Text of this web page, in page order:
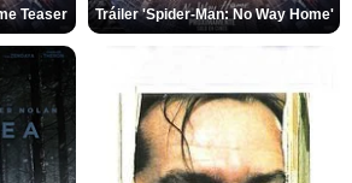
Teaser Tráiler 'Spider-Man: No Way Home'